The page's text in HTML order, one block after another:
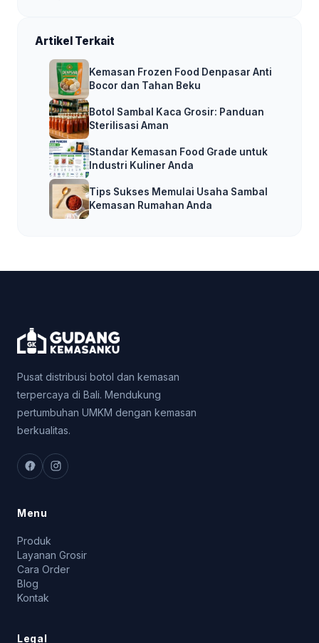
Artikel Terkait
Kemasan Frozen Food Denpasar Anti
Bocor dan Tahan Beku
Botol Sambal Kaca Grosir: Panduan
Sterilisasi Aman
Standar Kemasan Food Grade untuk
Industri Kuliner Anda
Tips Sukses Memulai Usaha Sambal
Kemasan Rumahan Anda
Pusat distribusi botol dan kemasan
terpercaya di Bali. Mendukung
pertumbuhan UMKM dengan kemasan
berkualitas.
Menu
Produk
Layanan Grosir
Cara Order
Blog
Kontak
Legal